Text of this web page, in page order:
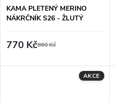
KAMA PLETENÝ MERINO
NÁKRČNÍK S26 - ŽLUTÝ
770 Kč860 Kč
AKCE